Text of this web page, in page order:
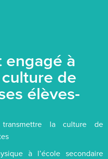
engagé à
de
élèves-
la culture de
à l’école secondaire